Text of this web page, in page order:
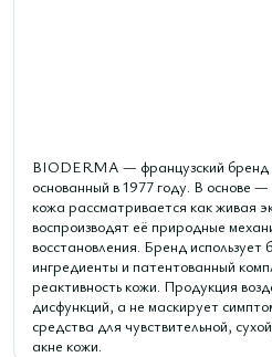
BIODERMA — французский бренд
основанный в 1977 году. В основе
кожа рассматривается как живая
воспроизводят её природные
восстановления. Бренд использует
ингредиенты и патентованный
реактивность кожи. Продукция
дисфункций, а не маскирует
средства для чувствительной,
акне кожи.